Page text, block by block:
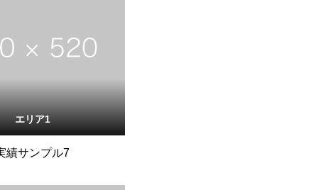
エリア1
績サンプル7